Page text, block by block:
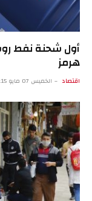
أول شحنة نفط
هرمز
اقتصاد الخميس 07 مايو 1:15 م